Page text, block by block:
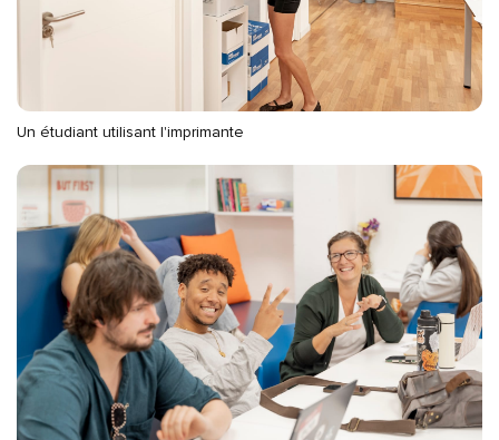
Un étudiant utilisant l'imprimante